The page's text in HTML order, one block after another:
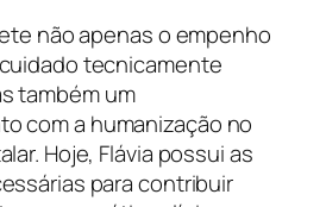
não apenas o empenho
tecnicamente
também um
com a humanização no
Hoje, Flávia possui as
para contribuir